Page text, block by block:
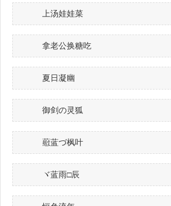
上汤娃娃菜
拿老公换糖吃
夏日凝幽
御剑の灵狐
藯蓝づ枫叶
ヾ蓝雨□辰